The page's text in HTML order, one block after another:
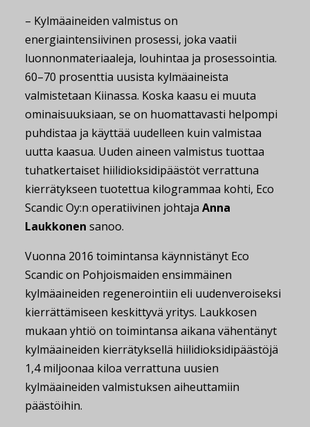
– Kylmäaineiden valmistus on
energiaintensiivinen prosessi, joka vaatii
luonnonmateriaaleja, louhintaa ja prosessointia.
60–70 prosenttia uusista kylmäaineista
valmistetaan Kiinassa. Koska kaasu ei muuta
ominaisuuksiaan, se on huomattavasti helpompi
puhdistaa ja käyttää uudelleen kuin valmistaa
uutta kaasua. Uuden aineen valmistus tuottaa
tuhatkertaiset hiilidioksidipäästöt verrattuna
kierrätykseen tuotettua kilogrammaa kohti, Eco
Scandic Oy:n operatiivinen johtaja Anna
Laukkonen sanoo.
Vuonna 2016 toimintansa käynnistänyt Eco
Scandic on Pohjoismaiden ensimmäinen
kylmäaineiden regenerointiin eli uudenveroiseksi
kierrättämiseen keskittyvä yritys. Laukkosen
mukaan yhtiö on toimintansa aikana vähentänyt
kylmäaineiden kierrätyksellä hiilidioksidipäästöjä
1,4 miljoonaa kiloa verrattuna uusien
kylmäaineiden valmistuksen aiheuttamiin
päästöihin.